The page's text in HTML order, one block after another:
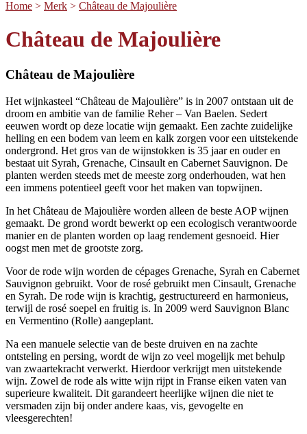
Home > Merk > Château de Majoulière
Château de Majoulière
Château de Majoulière
Het wijnkasteel “Château de Majoulière” is in 2007 ontstaan uit de
droom en ambitie van de familie Reher – Van Baelen. Sedert
eeuwen wordt op deze locatie wijn gemaakt. Een zachte zuidelijke
helling en een bodem van leem en kalk zorgen voor een uitstekende
ondergrond. Het gros van de wijnstokken is 35 jaar en ouder en
bestaat uit Syrah, Grenache, Cinsault en Cabernet Sauvignon. De
planten werden steeds met de meeste zorg onderhouden, wat hen
een immens potentieel geeft voor het maken van topwijnen.
In het Château de Majoulière worden alleen de beste AOP wijnen
gemaakt. De grond wordt bewerkt op een ecologisch verantwoorde
manier en de planten worden op laag rendement gesnoeid. Hier
oogst men met de grootste zorg.
Voor de rode wijn worden de cépages Grenache, Syrah en Cabernet
Sauvignon gebruikt. Voor de rosé gebruikt men Cinsault, Grenache
en Syrah. De rode wijn is krachtig, gestructureerd en harmonieus,
terwijl de rosé soepel en fruitig is. In 2009 werd Sauvignon Blanc
en Vermentino (Rolle) aangeplant.
Na een manuele selectie van de beste druiven en na zachte
ontsteling en persing, wordt de wijn zo veel mogelijk met behulp
van zwaartekracht verwerkt. Hierdoor verkrijgt men uitstekende
wijn. Zowel de rode als witte wijn rijpt in Franse eiken vaten van
superieure kwaliteit. Dit garandeert heerlijke wijnen die niet te
versmaden zijn bij onder andere kaas, vis, gevogelte en
vleesgerechten!